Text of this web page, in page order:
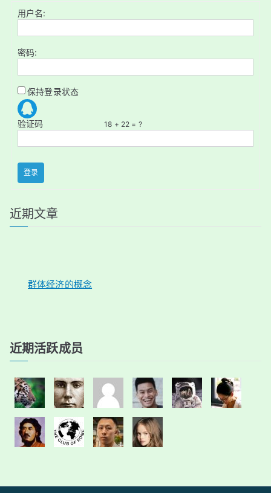
用户名:
密码:
保持登录状态
验证码 18 + 22 = ?
登录
近期文章
群体经济的概念
近期活跃成员